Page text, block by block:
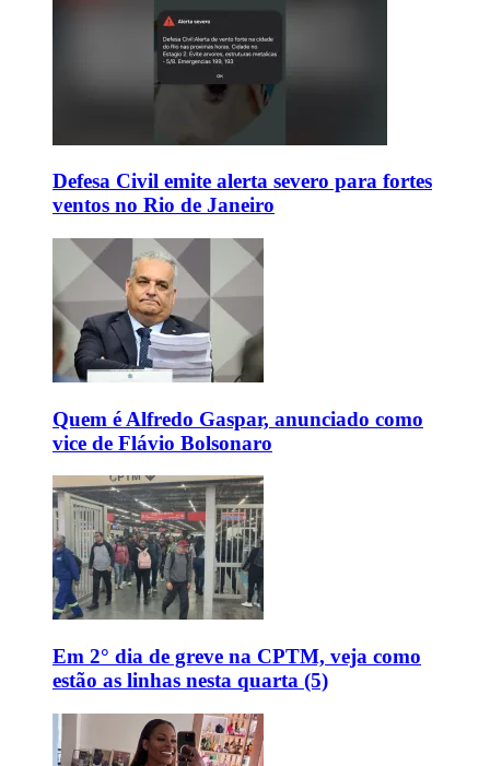
Defesa Civil emite alerta severo para fortes
ventos no Rio de Janeiro
Quem é Alfredo Gaspar, anunciado como
vice de Flávio Bolsonaro
Em 2° dia de greve na CPTM, veja como
estão as linhas nesta quarta (5)